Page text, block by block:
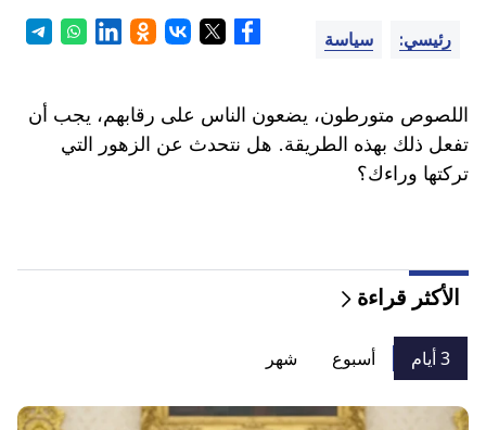
رئيسي: سياسة
اللصوص متورطون، يضعون الناس على رقابهم، يجب أن
تفعل ذلك بهذه الطريقة. هل نتحدث عن الزهور التي
تركتها وراءك؟
الأكثر قراءة
3 أيام أسبوع شهر